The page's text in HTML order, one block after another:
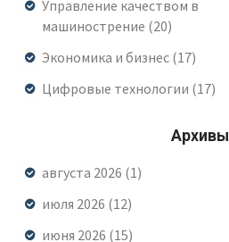
Управление качеством в
машинострение (20)
Экономика и бизнес (17)
Цифровые технологии (17)
Архивы
августа 2026 (1)
июля 2026 (12)
июня 2026 (15)